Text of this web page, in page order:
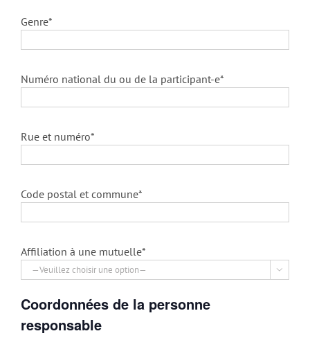
Genre*
Numéro national du ou de la participant-e*
Rue et numéro*
Code postal et commune*
Affiliation à une mutuelle*

Coordonnées de la personne
responsable